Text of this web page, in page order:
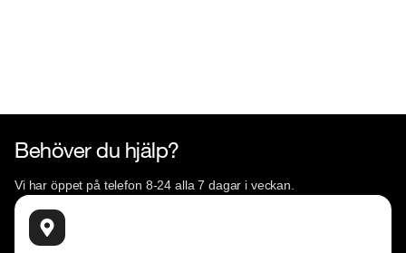
Behöver du hjälp?
Vi har öppet på telefon 8-24 alla 7 dagar i veckan.